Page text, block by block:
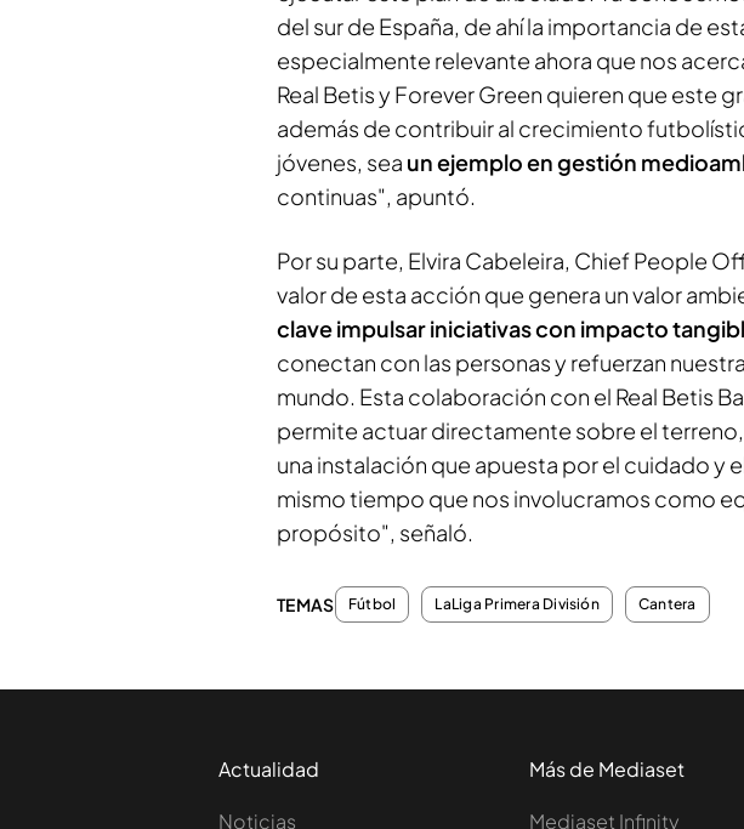
del sur de España, de ahí la importancia de
especialmente relevante ahora que nos
Real Betis y Forever Green quieren que este
además de contribuir al crecimiento
jóvenes, sea un ejemplo en gestión
continuas", apuntó.
Por su parte, Elvira Cabeleira, Chief People
valor de esta acción que genera un valor
clave impulsar iniciativas con impacto
conectan con las personas y refuerzan
mundo. Esta colaboración con el Real Betis
permite actuar directamente sobre el terreno,
una instalación que apuesta por el cuidado y
mismo tiempo que nos involucramos como
propósito", señaló.
TEMAS Fútbol LaLiga Primera División Cantera
Actualidad
Noticias
Más de Mediaset
Mediaset Infinity